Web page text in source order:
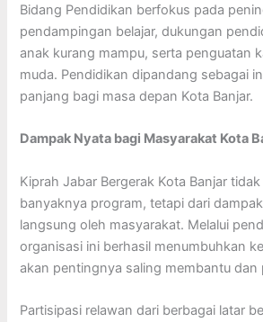
Bidang Pendidikan berfokus pada
pendampingan belajar, dukungan
anak kurang mampu, serta penguatan
muda. Pendidikan dipandang sebagai
panjang bagi masa depan Kota Banjar.
Dampak Nyata bagi Masyarakat Kota
Kiprah Jabar Bergerak Kota Banjar
banyaknya program, tetapi dari
langsung oleh masyarakat. Melalui
organisasi ini berhasil menumbuhkan
akan pentingnya saling membantu dan
Partisipasi relawan dari berbagai latar